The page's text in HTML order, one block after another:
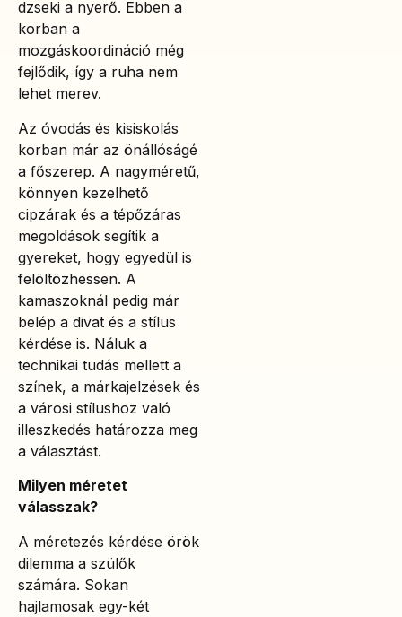
dzseki a nyerő. Ebben a
korban a
mozgáskoordináció még
fejlődik, így a ruha nem
lehet merev.
Az óvodás és kisiskolás
korban már az önállóságé
a főszerep. A nagyméretű,
könnyen kezelhető
cipzárak és a tépőzáras
megoldások segítik a
gyereket, hogy egyedül is
felöltözhessen. A
kamaszoknál pedig már
belép a divat és a stílus
kérdése is. Náluk a
technikai tudás mellett a
színek, a márkajelzések és
a városi stílushoz való
illeszkedés határozza meg
a választást.
Milyen méretet
válasszak?
A méretezés kérdése örök
dilemma a szülők
számára. Sokan
hajlamosak egy-két